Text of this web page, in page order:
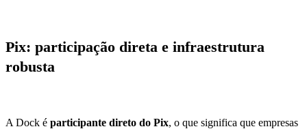
Pix: participação direta e infraestrutura
robusta
A Dock é participante direto do Pix, o que significa que empresas